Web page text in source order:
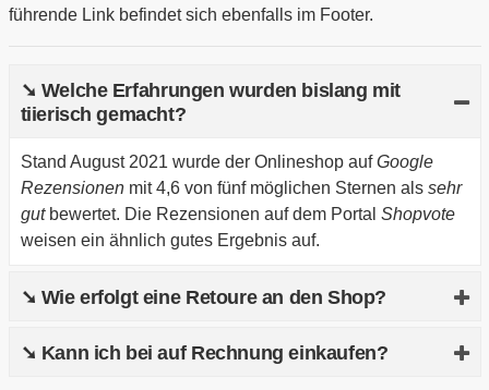
führende Link befindet sich ebenfalls im Footer.
➘ Welche Erfahrungen wurden bislang mit
tiierisch gemacht?
Stand August 2021 wurde der Onlineshop aufGoogle
Rezensionenmit 4,6 von fünf möglichen Sternen als sehr
gutbewertet. Die Rezensionen auf dem Portal Shopvote
weisen ein ähnlich gutes Ergebnis auf.
➘ Wie erfolgt eine Retoure an den Shop?
Du genießt ein verlängertes Rückgaberecht von 30
➘ Kann ich bei auf Rechnung einkaufen?